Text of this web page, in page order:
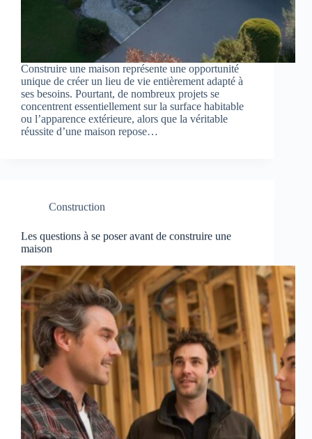
Construire une maison représente une opportunité
unique de créer un lieu de vie entièrement adapté à
ses besoins. Pourtant, de nombreux projets se
concentrent essentiellement sur la surface habitable
ou l’apparence extérieure, alors que la véritable
réussite d’une maison repose…
Construction
Les questions à se poser avant de construire une
maison